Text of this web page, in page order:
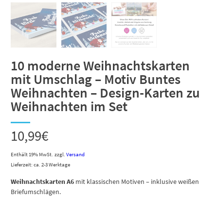
10 moderne Weihnachtskarten
mit Umschlag – Motiv Buntes
Weihnachten – Design-Karten zu
Weihnachten im Set
10,99€
Enthält 19% MwSt. zzgl.Versand
Lieferzeit: ca. 2-3 Werktage
Weihnachtskarten A6 mit klassischen Motiven – inklusive weißen
Briefumschlägen.